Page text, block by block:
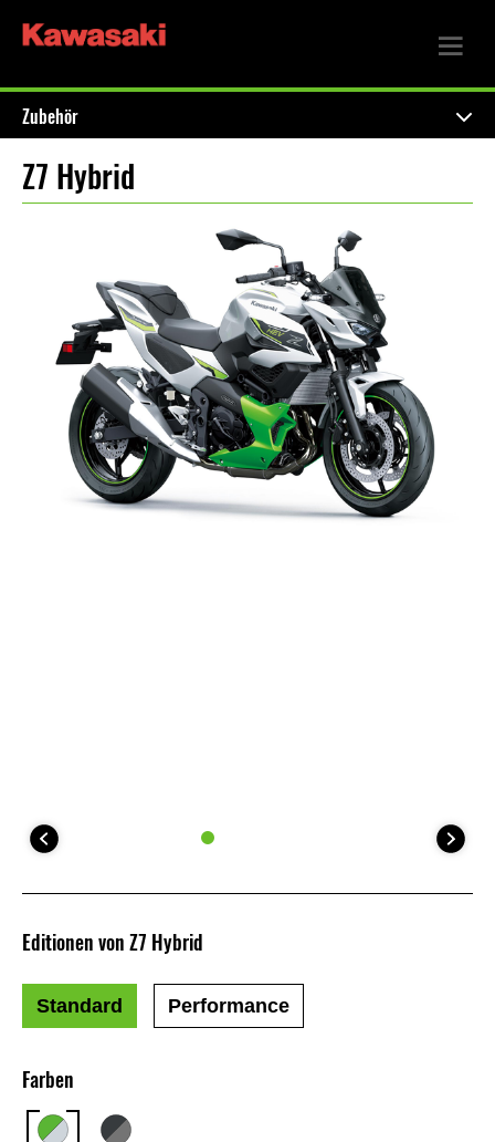
Zubehör
Z7 Hybrid
Farben
Editionen von Z7 Hybrid
Standard Performance